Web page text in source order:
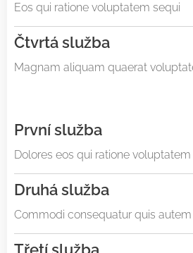
Eos qui ratione voluptatem sequi
Čtvrtá služba
Magnam aliquam quaerat
První služba
Dolores eos qui ratione voluptatem
Druhá služba
Commodi consequatur quis autem